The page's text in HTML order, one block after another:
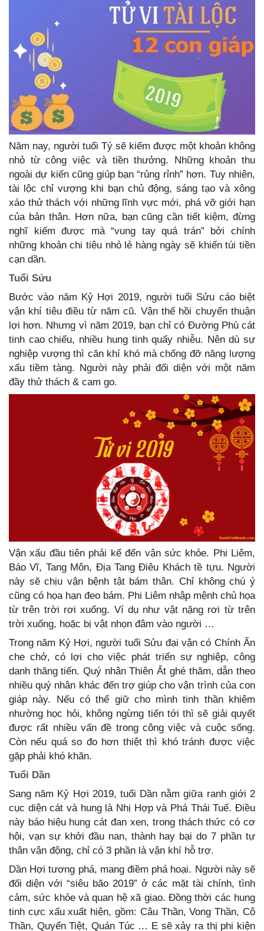
Năm nay, người tuổi Tý sẽ kiếm được một khoản không
nhỏ từ công việc và tiền thưởng. Những khoản thu
ngoài dự kiến cũng giúp bạn “rủng rỉnh” hơn. Tuy nhiên,
tài lộc chỉ vượng khi bạn chủ động, sáng tạo và xông
xáo thử thách với những lĩnh vực mới, phá vỡ giới hạn
của bản thân. Hơn nữa, bạn cũng cần tiết kiệm, đừng
nghĩ kiếm được mà “vung tay quá trán” bởi chính
những khoản chi tiêu nhỏ lẻ hàng ngày sẽ khiến túi tiền
cạn dần.
Tuổi Sửu
Bước vào năm Kỷ Hợi 2019, người tuổi Sửu cáo biệt
vận khí tiêu điều từ năm cũ. Vận thế hồi chuyển thuận
lợi hơn. Nhưng vì năm 2019, bạn chỉ có Đường Phù cát
tinh cao chiếu, nhiều hung tinh quấy nhiễu. Nên dù sự
nghiệp vượng thì căn khí khó mà chống đỡ năng lượng
xấu tiềm tàng. Người này phải đối diện với một năm
đầy thử thách & cam go.
Vận xấu đầu tiên phải kể đến vận sức khỏe. Phi Liêm,
Báo Vĩ, Tang Môn, Địa Tang Điêu Khách tề tựu. Người
này sẽ chịu vận bệnh tật bám thân. Chỉ không chú ý
cũng có họa hạn đeo bám. Phi Liêm nhập mệnh chủ họa
từ trên trời rơi xuống. Ví dụ như vật nặng rơi từ trên
trời xuống, hoặc bị vật nhọn đâm vào người …
Trong năm Kỷ Hợi, người tuổi Sửu đại vận có Chính Ấn
che chở, có lợi cho việc phát triển sự nghiệp, công
danh thăng tiến. Quý nhân Thiên Ất ghé thăm, dẫn theo
nhiều quý nhân khác đến trợ giúp cho vận trình của con
giáp này. Nếu có thể giữ cho mình tinh thần khiêm
nhường học hỏi, không ngừng tiến tới thì sẽ giải quyết
được rất nhiều vấn đề trong công việc và cuộc sống.
Còn nếu quá so đo hơn thiệt thì khó tránh được việc
gặp phải khó khăn.
Tuổi Dần
Sang năm Kỷ Hợi 2019, tuổi Dần nằm giữa ranh giới 2
cục diện cát và hung là Nhị Hợp và Phá Thái Tuế. Điều
này báo hiệu hung cát đan xen, trong thách thức có cơ
hội, vạn sự khởi đầu nan, thành hay bại do 7 phần tự
thân vận động, chỉ có 3 phần là vận khí hỗ trợ.
Dần Hợi tương phá, mang điềm phá hoại. Người này sẽ
đối diện với “siêu bão 2019” ở các mặt tài chính, tình
cảm, sức khỏe và quan hệ xã giao. Đồng thời các hung
tinh cực xấu xuất hiện, gồm: Câu Thần, Vong Thần, Cô
Thần, Quyển Tiệt, Quán Túc … E sẽ xảy ra thị phi kiện